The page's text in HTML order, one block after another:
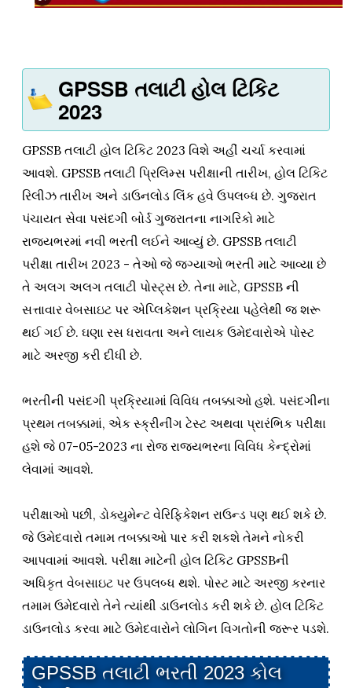
GPSSB તલાટી હોલ ટિકિટ
2023
GPSSB તલાટી હોલ ટિકિટ 2023 વિશે અહીં ચર્ચા કરવામાં
આવશે. GPSSB તલાટી પ્રિલિમ્સ પરીક્ષાની તારીખ, હોલ ટિકિટ
રિલીઝ તારીખ અને ડાઉનલોડ લિંક હવે ઉપલબ્ધ છે. ગુજરાત
પંચાયત સેવા પસંદગી બોર્ડ ગુજરાતના નાગરિકો માટે
રાજ્યભરમાં નવી ભરતી લઈને આવ્યું છે. GPSSB તલાટી
પરીક્ષા તારીખ 2023 - તેઓ જે જગ્યાઓ ભરતી માટે આવ્યા છે
તે અલગ અલગ તલાટી પોસ્ટ્સ છે. તેના માટે, GPSSB ની
સત્તાવાર વેબસાઇટ પર એપ્લિકેશન પ્રક્રિયા પહેલેથી જ શરૂ
થઈ ગઈ છે. ઘણા રસ ધરાવતા અને લાયક ઉમેદવારોએ પોસ્ટ
માટે અરજી કરી દીધી છે.
ભરતીની પસંદગી પ્રક્રિયામાં વિવિધ તબક્કાઓ હશે. પસંદગીના
પ્રથમ તબક્કામાં, એક સ્ક્રીનીંગ ટેસ્ટ અથવા પ્રારંભિક પરીક્ષા
હશે જે 07-05-2023 ના રોજ રાજ્યભરના વિવિધ કેન્દ્રોમાં
લેવામાં આવશે.
પરીક્ષાઓ પછી, ડોક્યુમેન્ટ વેરિફિકેશન રાઉન્ડ પણ થઈ શકે છે.
જે ઉમેદવારો તમામ તબક્કાઓ પાર કરી શકશે તેમને નોકરી
આપવામાં આવશે. પરીક્ષા માટેની હોલ ટિકિટ GPSSBની
અધિકૃત વેબસાઇટ પર ઉપલબ્ધ થશે. પોસ્ટ માટે અરજી કરનાર
તમામ ઉમેદવારો તેને ત્યાંથી ડાઉનલોડ કરી શકે છે. હોલ ટિકિટ
ડાઉનલોડ કરવા માટે ઉમેદવારોને લોગિન વિગતોની જરૂર પડશે.
GPSSB તલાટી ભરતી 2023 કોલ